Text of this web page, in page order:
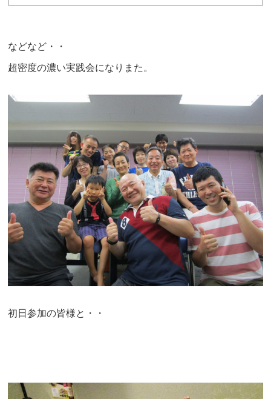
などなど・・
超密度の濃い実践会になりまた。
初日参加の皆様と・・